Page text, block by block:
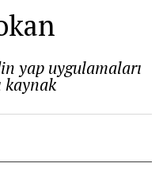
yap uygulamaları
kaynak